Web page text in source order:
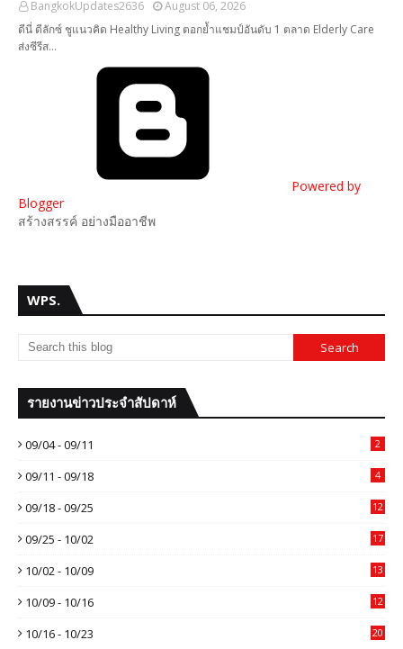
BangkokUpdates2636
August 06, 2026
ดีนี่ ดีลักซ์ ชูแนวคิด Healthy Living ตอกย้ำแชมป์อันดับ 1 ตลาด Elderly Care
ส่งซีรีส…
Powered by
Blogger
สร้างสรรค์ อย่างมืออาชีพ
WPS.
รายงานข่าวประจำสัปดาห์
09/04 - 09/11 2
09/11 - 09/18 4
09/18 - 09/25 12
09/25 - 10/02 17
10/02 - 10/09 13
10/09 - 10/16 12
10/16 - 10/23 20